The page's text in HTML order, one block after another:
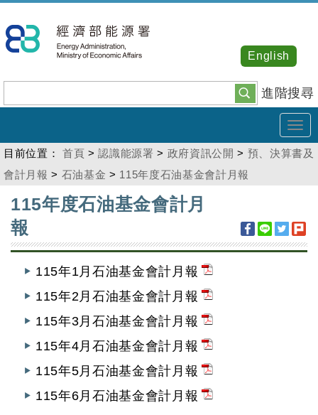
到
主
內
容
進階搜尋
English
目前位置： 首頁 >認識能源署 > 政府資訊公開 > 預、決算書及
會計月報 > 石油基金 > 115年度石油基金會計月報
115年度石油基金會計月
報
115年1月石油基金會計月報
115年2月石油基金會計月報
115年3月石油基金會計月報
115年4月石油基金會計月報
115年5月石油基金會計月報
115年6月石油基金會計月報